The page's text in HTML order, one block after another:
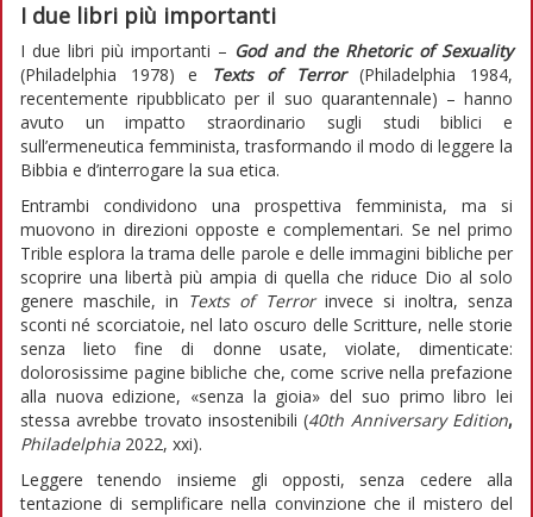
I due libri più importanti
I due libri più importanti – God and the Rhetoric of Sexuality
(Philadelphia 1978) e
Texts of Terror(Philadelphia 1984,
recentemente ripubblicato per il suo quarantennale) – hanno
avuto un impatto straordinario sugli studi biblici e
sull’ermeneutica femminista, trasformando il modo di leggere la
Bibbia e d’interrogare la sua etica.
Entrambi condividono una prospettiva femminista, ma si
muovono in direzioni opposte e complementari. Se nel primo
Trible esplora la trama delle parole e delle immagini bibliche per
scoprire una libertà più ampia di quella che riduce Dio al solo
genere maschile, in Texts of Terrorinvece si inoltra, senza
sconti né scorciatoie, nel lato oscuro delle Scritture, nelle storie
senza lieto fine di donne usate, violate, dimenticate:
dolorosissime pagine bibliche che, come scrive nella prefazione
alla nuova edizione, «senza la gioia» del suo primo libro lei
stessa avrebbe trovato insostenibili (40th Anniversary Edition,
Philadelphia 2022, xxi).
Leggere tenendo insieme gli opposti, senza cedere alla
tentazione di semplificare nella convinzione che il mistero del